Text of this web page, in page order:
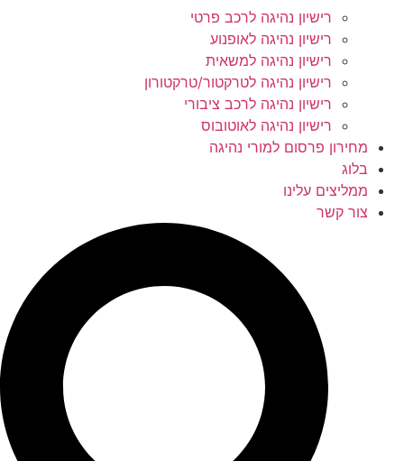
רישיון נהיגה לרכב פרטי
רישיון נהיגה לאופנוע
רישיון נהיגה למשאית
רישיון נהיגה לטרקטור/טרקטורון
רישיון נהיגה לרכב ציבורי
רישיון נהיגה לאוטובוס
מחירון פרסום למורי נהיגה
בלוג
ממליצים עלינו
צור קשר